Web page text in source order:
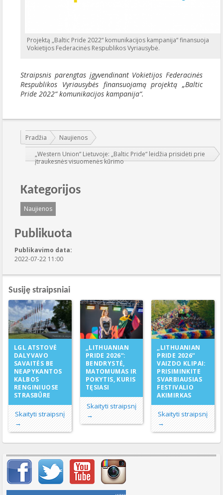
Projektą „Baltic Pride 2022“ komunikacijos kampanija“ finansuoja
Vokietijos Federacinės Respublikos Vyriausybė.
Straipsnis parengtas įgyvendinant Vokietijos Federacinės
Respublikos Vyriausybės finansuojamą projektą „Baltic
Pride 2022“ komunikacijos kampanija“.
Jūs esate čia:
Pradžia
Naujienos
„Western Union“ Lietuvoje: „Baltic Pride“ leidžia prisidėti prie
įtraukesnės visuomenės kūrimo
Kategorijos
Naujienos
Publikuota
Publikavimo data:
2022-07-22 11:00
Susiję straipsniai
LGL ATSTOVĖ
DALYVAVO
SAVAITĖS BE
NEAPYKANTOS
KALBOS
RENGINIUOSE
STRASBŪRE
Skaityti straipsnį
→
„LITHUANIAN
PRIDE 2026“:
BENDRYSTĖ,
MATOMUMAS IR
POKYTIS, KURIS
TĘSIASI
Skaityti straipsnį
→
„LITHUANIAN
PRIDE 2026“
VAIZDO KLIPAI:
PRISIMINKITE
SVARBIAUSIAS
FESTIVALIO
AKIMIRKAS
Skaityti straipsnį
→
Svarbių įrašų meniu